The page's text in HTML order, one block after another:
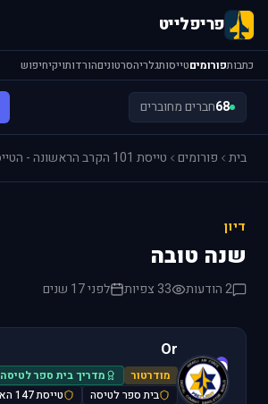
פריפלייט
כתבותפורומיםטייסותגלריהסרטוניםהורדותויקיחיפוש
68חברים מחוברים
בית פורומים טייסת 101 הקרב הראשונה - הטייסת נסגרה
דיון
שנה טובה
2 הודעות 33 צפיות לפני 17 שנים
O
Or
מודרטור
מדריך בית ספר לטיסה DCS
בית ספר לטיסה
טייסת 147 האיל הנוגח